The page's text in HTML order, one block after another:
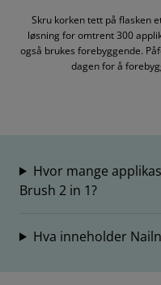
Skru korken tett på flasken
løsning for omtrent 300
også brukes forebyggende.
dagen for å
Hvor mange
Brush 2 in 1?
Hva inneholder